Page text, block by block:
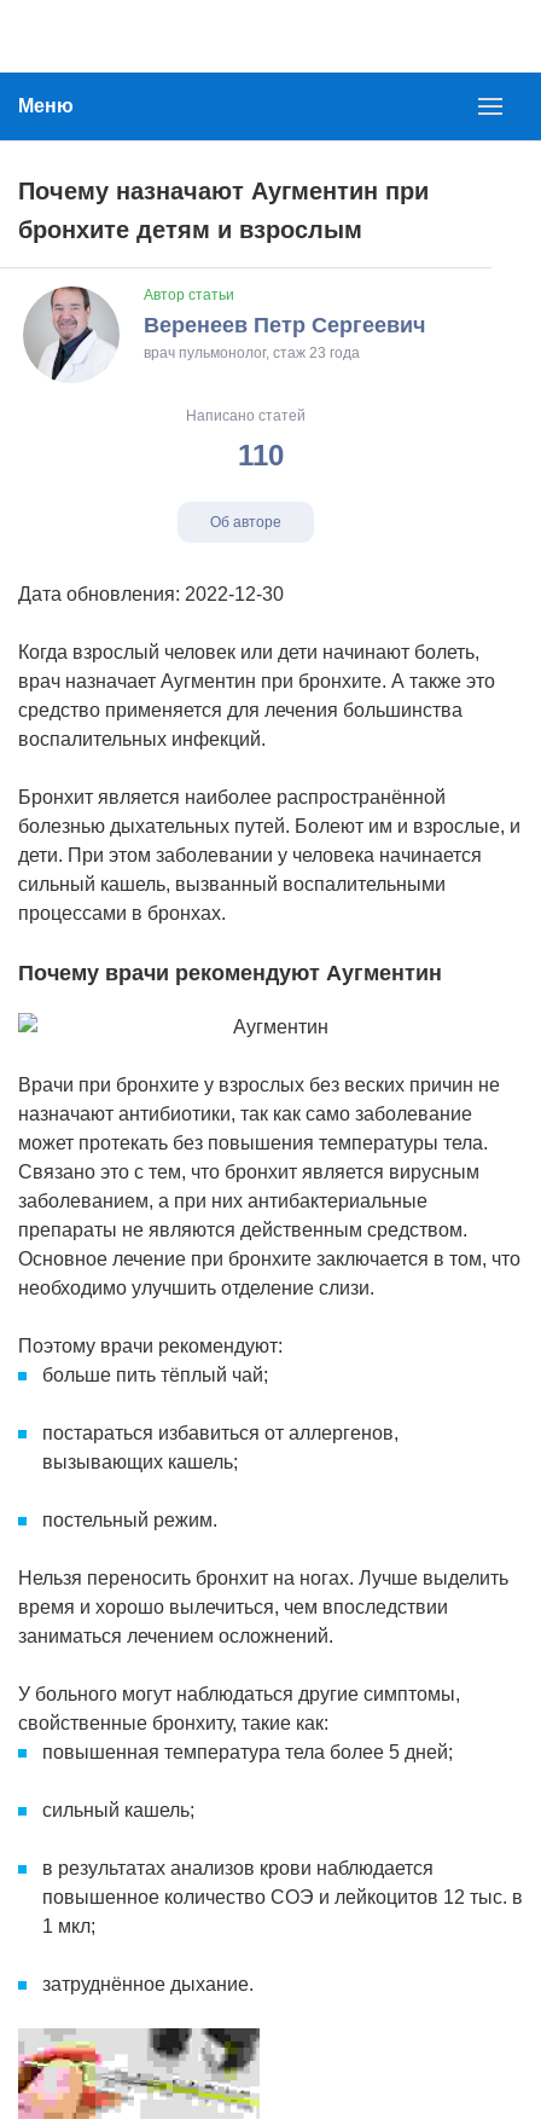
Меню
Почему назначают Аугментин при
бронхите детям и взрослым
Автор статьи
Веренеев Петр Сергеевич
врач пульмонолог, стаж 23 года
Написано статей
110
Об авторе
Дата обновления: 2022-12-30
Когда взрослый человек или дети начинают болеть,
врач назначает Аугментин при бронхите. А также это
средство применяется для лечения большинства
воспалительных инфекций.
Бронхит является наиболее распространённой
болезнью дыхательных путей. Болеют им и взрослые, и
дети. При этом заболевании у человека начинается
сильный кашель, вызванный воспалительными
процессами в бронхах.
Почему врачи рекомендуют Аугментин
Врачи при бронхите у взрослых без веских причин не
назначают антибиотики, так как само заболевание
может протекать без повышения температуры тела.
Связано это с тем, что бронхит является вирусным
заболеванием, а при них антибактериальные
препараты не являются действенным средством.
Основное лечение при бронхите заключается в том, что
необходимо улучшить отделение слизи.
Поэтому врачи рекомендуют:
больше пить тёплый чай;
постараться избавиться от аллергенов,
вызывающих кашель;
постельный режим.
Нельзя переносить бронхит на ногах. Лучше выделить
время и хорошо вылечиться, чем впоследствии
заниматься лечением осложнений.
У больного могут наблюдаться другие симптомы,
свойственные бронхиту, такие как:
повышенная температура тела более 5 дней;
сильный кашель;
в результатах анализов крови наблюдается
повышенное количество СОЭ и лейкоцитов 12 тыс. в
1 мкл;
затруднённое дыхание.